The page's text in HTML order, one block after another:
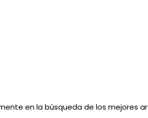
en la búsqueda de los mejores